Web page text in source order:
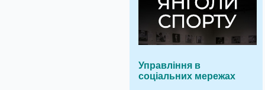
Управління в
соціальних мережах